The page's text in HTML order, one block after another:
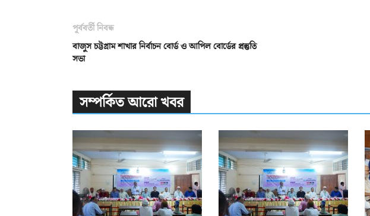
পূর্ববর্তী নিবন্ধ
বাজুস চট্টগ্রাম শাখার নির্বাচন বোর্ড ও আপিল বোর্ডের প্রস্তুতি
সভা
সম্পর্কিত আরো খবর